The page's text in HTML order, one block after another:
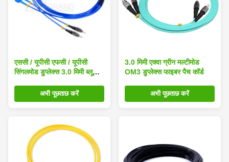
एससी / यूपीसी एफसी / यूपीसी
सिंगलमोड डुप्लेक्स 3.0 मिमी ब्लू
अभी पूछताछ करें
3.0 मिमी एक्वा ग्रीन मल्टीमोड
OM3 डुप्लेक्स फाइबर पैच कॉर्ड
अभी पूछताछ करें